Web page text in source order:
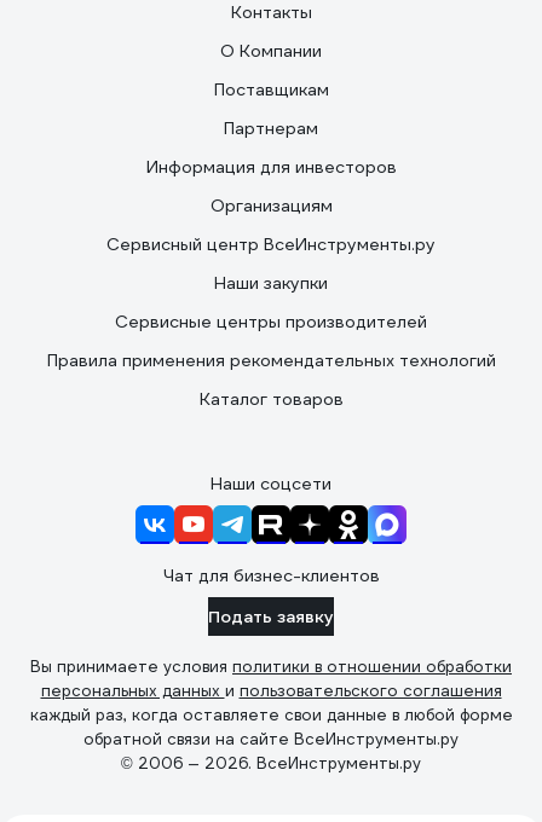
Контакты
О Компании
Поставщикам
Партнерам
Информация для инвесторов
Организациям
Сервисный центр ВсеИнструменты.ру
Наши закупки
Сервисные центры производителей
Правила применения рекомендательных технологий
Каталог товаров
Наши соцсети
Чат для бизнес-клиентов
Подать заявку
Вы принимаете условия политики в отношении обработки
персональных данных и пользовательского соглашения
каждый раз, когда оставляете свои данные в любой форме
обратной связи на сайте ВсеИнструменты.ру
© 2006 — 2026. ВсеИнструменты.ру